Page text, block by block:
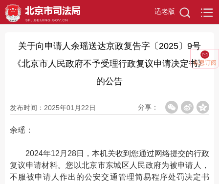
适老版
信息订阅
关于向申请人余瑶送达京政复告字〔2025〕9号
《北京市人民政府不予受理行政复议申请决定书》
的公告
发布时间：2025年01月22日 分享：
余瑶：
2024年12月28日，本机关收到您通过网络提交的行政
复议申请材料。您以北京市东城区人民政府为被申请人，
不服被申请人作出的公安交通管理简易程序处罚决定书